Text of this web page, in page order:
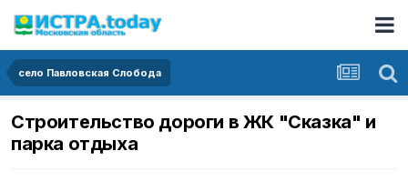
село Павловская Слобода
Строительство дороги в ЖК "Сказка" и
парка отдыха